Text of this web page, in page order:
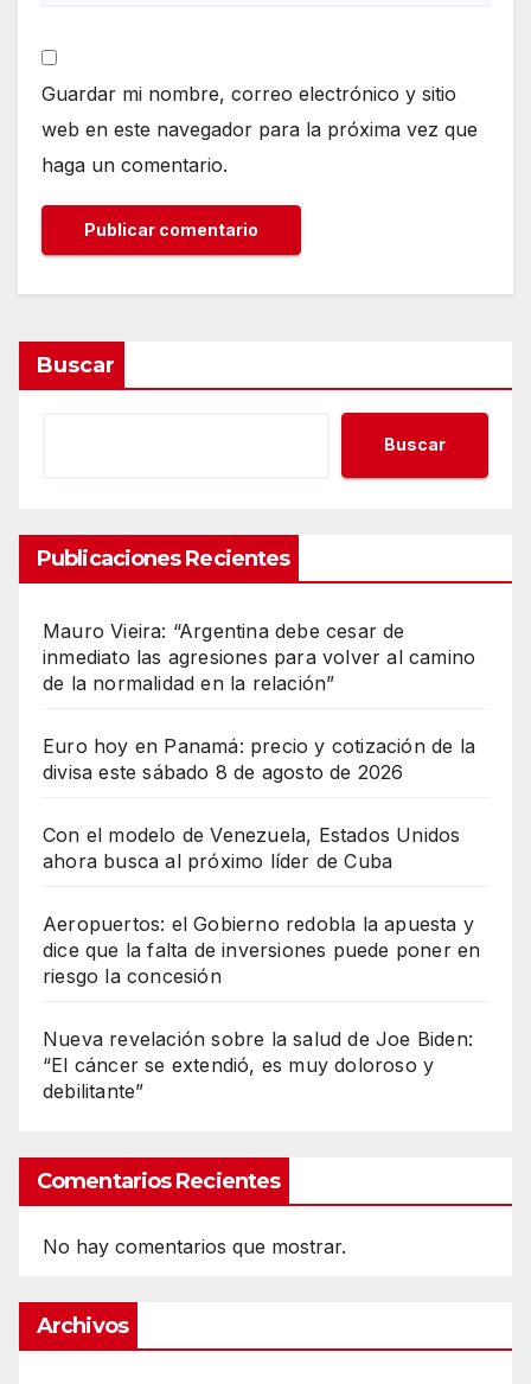
Guardar mi nombre, correo electrónico y sitio
web en este navegador para la próxima vez que
haga un comentario.
Buscar
Buscar
Publicaciones Recientes
Mauro Vieira: “Argentina debe cesar de
inmediato las agresiones para volver al camino
de la normalidad en la relación”
Euro hoy en Panamá: precio y cotización de la
divisa este sábado 8 de agosto de 2026
Con el modelo de Venezuela, Estados Unidos
ahora busca al próximo líder de Cuba
Aeropuertos: el Gobierno redobla la apuesta y
dice que la falta de inversiones puede poner en
riesgo la concesión
Nueva revelación sobre la salud de Joe Biden:
“El cáncer se extendió, es muy doloroso y
debilitante”
Comentarios Recientes
No hay comentarios que mostrar.
Archivos